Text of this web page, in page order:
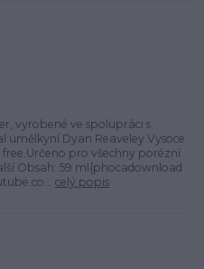
vyrobené ve spolupráci s
Dyan Reaveley.Vysoce
pro všechny porézní
59 ml{phocadownload
celý popis